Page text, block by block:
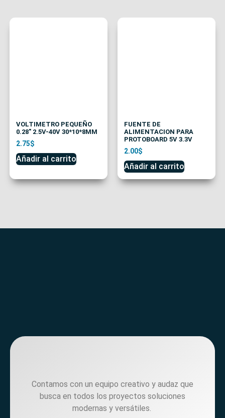
VOLTIMETRO PEQUEÑO
0.28″ 2.5V-40V 30*10*8MM
2.75$
Añadir al carrito
FUENTE DE
ALIMENTACION PARA
PROTOBOARD 5V 3.3V
2.00$
Añadir al carrito
Contamos con un equipo creativo y audaz que
busca en todos los proyectos soluciones
modernas y versátiles.